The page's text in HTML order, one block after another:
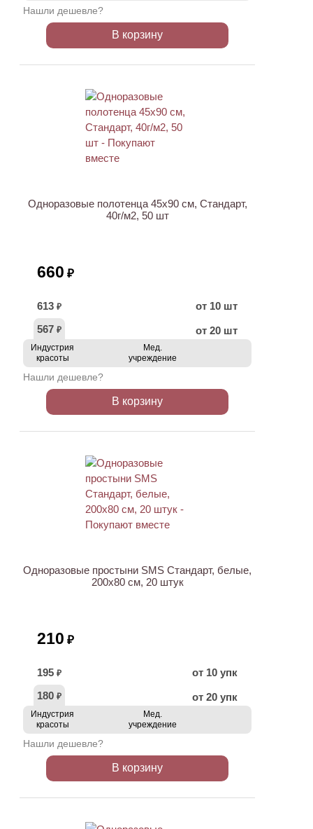
Нашли дешевле?
В корзину
Одноразовые полотенца 45х90 см, Стандарт,
40г/м2, 50 шт
660 ₽
613 ₽
от 10 шт
567 ₽ от 20 шт
Индустрия
красоты
Мед.
учреждение
Нашли дешевле?
В корзину
Одноразовые простыни SMS Стандарт, белые,
200х80 см, 20 штук
210 ₽
195 ₽
от 10 упк
180 ₽ от 20 упк
Индустрия
красоты
Мед.
учреждение
Нашли дешевле?
В корзину